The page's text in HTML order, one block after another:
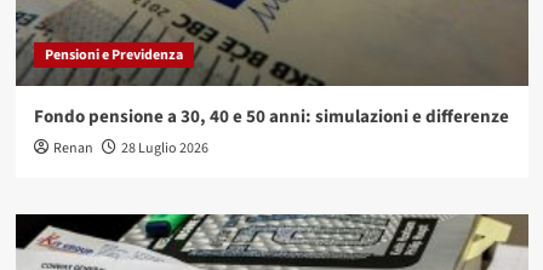
Pensioni e Previdenza
Fondo pensione a 30, 40 e 50 anni: simulazioni e differenze
Renan 28 Luglio 2026